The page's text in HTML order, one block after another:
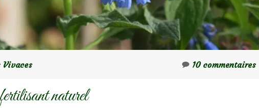
Vivaces 10 commentaires
naturel